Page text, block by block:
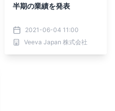
半期の業績を発表
2021-06-04 11:00
Veeva Japan 株式会社